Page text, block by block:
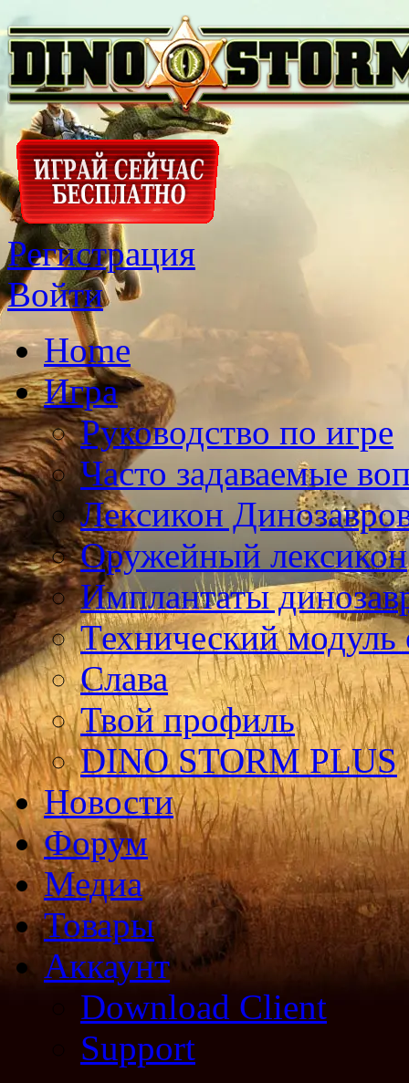
Регистрация
Войти
Home
Игра
Руководство по игре
Часто задаваемые
Лексикон
Оружейный лексикон
Имплантаты
Технический
Слава
Твой профиль
DINO STORM PLUS
Новости
Форум
Медиа
Товары
Аккаунт
Download Client
Support